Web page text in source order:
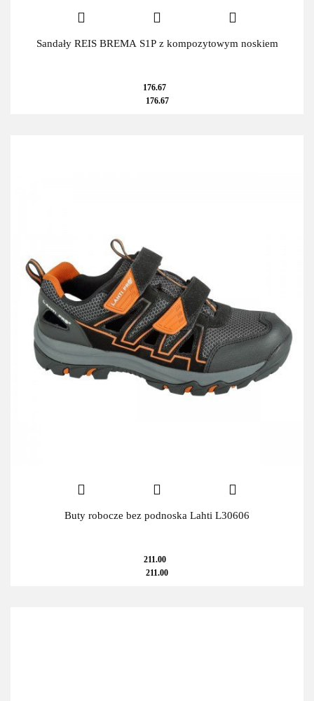
Sandały REIS BREMA S1P z kompozytowym noskiem
176.67
176.67
Buty robocze bez podnoska Lahti L30606
211.00
211.00